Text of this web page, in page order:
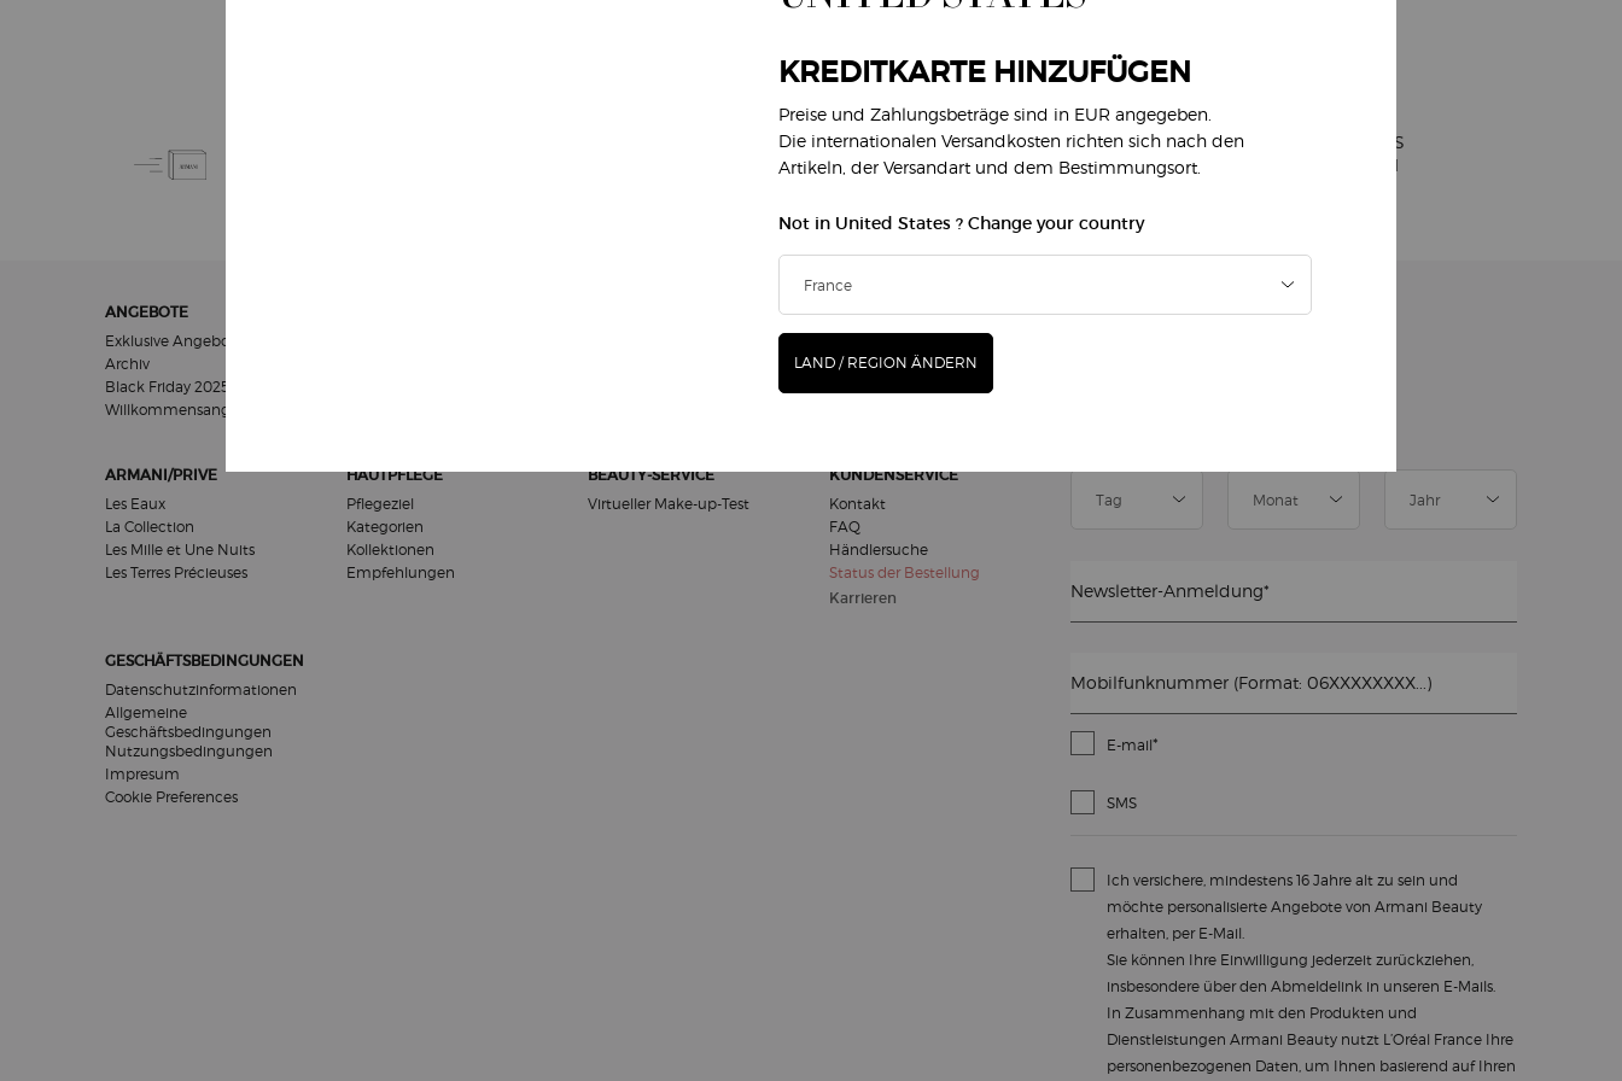
KOSTENLOSE PROBEN
EXKLUSIVE
ANGEBOTE
EINFACHES
BEZAHLEN
ANGEBOTE
Exklusive Angebote
Archiv
Black Friday 2025
Willkommensangebot​
DÜFTE
Herrendüfte
ARMANI/PRIVE
Les Eaux
La Collection
Les Mille et Une Nuits
Les Terres Précieuses
HAUTPFLEGE
Pflegeziel
Kategorien
Kollektionen
Empfehlungen
BEAUTY-SERVICE
Virtueller Make-up-Test
KUNDENSERVICE
Kontakt
FAQ
Händlersuche
Status der Bestellung
Karrieren
GESCHÄFTSBEDINGUNGEN
Datenschutzinformationen
Allgemeine
Geschäftsbedingungen
Nutzungsbedingungen
Impresum
Cookie Preferences
Newsletter-Anmeldung*
Mobilfunknummer (Format: 06XXXXXXXX...)
E-mail*
SMS
Ich versichere, mindestens 16 Jahre alt zu sein und
möchte personalisierte Angebote von Armani Beauty
erhalten, per E-Mail.
Sie können Ihre Einwilligung jederzeit zurückziehen,
insbesondere über den Abmeldelink in unseren E-Mails.
In Zusammenhang mit den Produkten und
Dienstleistungen Armani Beauty nutzt L’Oréal France Ihre
personenbezogenen Daten, um Ihnen basierend auf Ihren
KREDITKARTE HINZUFÜGEN
Preise und Zahlungsbeträge sind in EUR angegeben.
Die internationalen Versandkosten richten sich nach den
Artikeln, der Versandart und dem Bestimmungsort.
Not in United States ? Change your country
LAND / REGION ÄNDERN